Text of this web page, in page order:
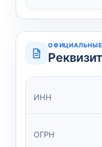
ИНН
ОГРН